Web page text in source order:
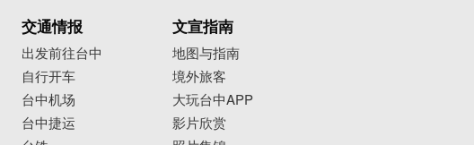
交通情报
出发前往台中
自行开车
台中机场
台中捷运
文宣指南
地图与指南
境外旅客
大玩台中APP
影片欣赏